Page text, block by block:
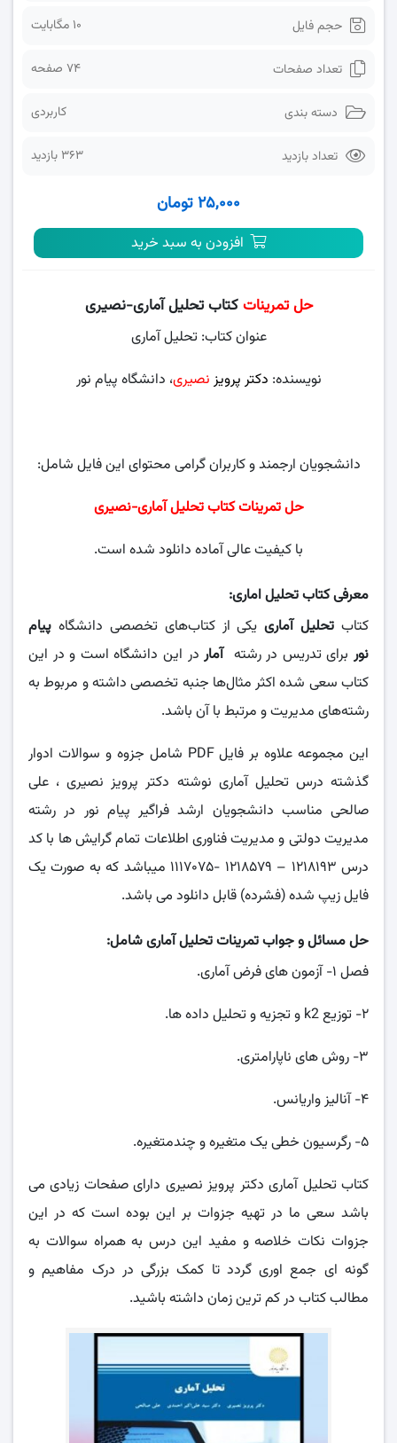
حجم فایل 10 مگابایت
تعداد صفحات 74 صفحه
دسته بندی کاربردی
تعداد بازدید 363 بازدید
۲۵,۰۰۰ تومان
افزودن به سبد خرید
حل تمریناتکتاب تحلیل آماری-نصیری
عنوان کتاب: تحلیل آماری
نویسنده: دکتر پرویز نصیری، دانشگاه پیام نور
دانشجویان ارجمند و کاربران گرامی محتوای این فایل شامل:
حل تمرینات کتاب تحلیل آماری-نصیری
با کیفیت عالی آماده دانلود شده است.
معرفی کتاب تحلیل اماری:
کتاب تحلیل آمارییکی از کتاب‌‌های تخصصی دانشگاه پیام
نوربرای تدریس در رشتهآمار در این دانشگاه است و در این
کتاب سعی شده اکثر مثال‌ها جنبه تخصصی داشته و مربوط به
رشته‌های مدیریت و مرتبط با آن باشد.
این مجموعه علاوه بر فایل PDF شامل جزوه و سوالات ادوار
گذشته درس تحلیل آماری نوشته دکتر پرویز نصیری ، علی
صالحی مناسب دانشجویان ارشد فراگیر پیام نور در رشته
مدیریت دولتی و مدیریت فناوری اطلاعات تمام گرایش ها با کد
درس ۱۲۱۸۱۹۳ – ۱۲۱۸۵۷۹ -۱۱۱۷۰۷۵ میباشد که به صورت یک
فایل زیپ شده (فشرده) قابل دانلود می باشد.
حل مسائل و جواب تمرینات تحلیل آماری شامل:
فصل ۱- آزمون های فرض آماری.
۲- توزیع k2 و تجزیه و تحلیل داده ها.
۳- روش های ناپارامتری.
۴- آنالیز واریانس.
۵- رگرسیون خطی یک متغیره و چندمتغیره.
کتاب تحلیل آماری دکتر پرویز نصیری دارای صفحات زیادی می
باشد سعی ما در تهیه جزوات بر این بوده است که در این
جزوات نکات خلاصه و مفید این درس به همراه سوالات به
گونه ای جمع اوری گردد تا کمک بزرگی در درک مفاهیم و
مطالب کتاب در کم ترین زمان داشته باشید.